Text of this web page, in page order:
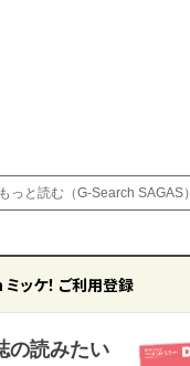
もっと読む（G-Search SAGAS）
ッケ！ ご利用登録
の読みたい